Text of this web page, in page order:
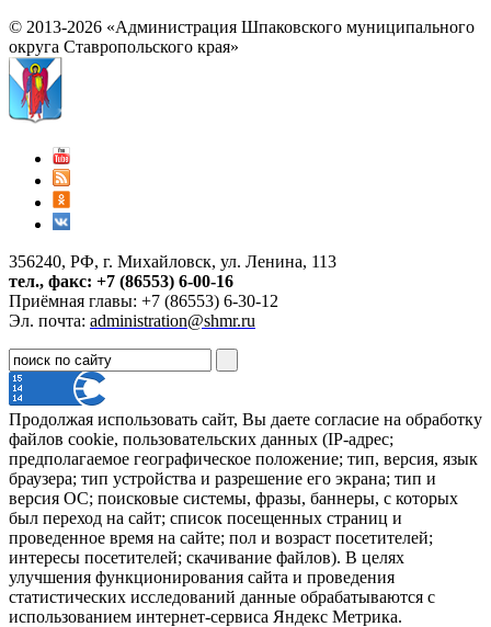
© 2013-2026 «Администрация Шпаковского муниципального
округа Ставропольского края»
356240, РФ, г. Михайловск, ул. Ленина, 113
тел., факс: +7 (86553) 6-00-16
Приёмная главы: +7 (86553) 6-30-12
Эл. почта: administration@shmr.ru
Продолжая использовать сайт, Вы даете согласие на обработку
файлов cookie, пользовательских данных (IP-адрес;
предполагаемое географическое положение; тип, версия, язык
браузера; тип устройства и разрешение его экрана; тип и
версия ОС; поисковые системы, фразы, баннеры, с которых
был переход на сайт; список посещенных страниц и
проведенное время на сайте; пол и возраст посетителей;
интересы посетителей; скачивание файлов). В целях
улучшения функционирования сайта и проведения
статистических исследований данные обрабатываются с
использованием интернет-сервиса Яндекс Метрика.